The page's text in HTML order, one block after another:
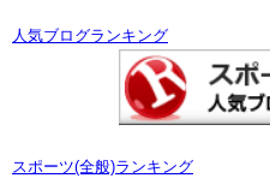
人気ブログランキング
スポーツ(全般)ランキング